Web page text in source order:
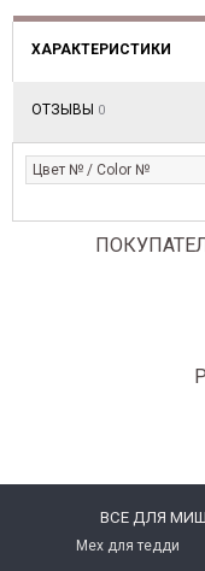
ХАРАКТЕРИСТИКИ
ОТЗЫВЫ 0
Цвет № / Color №
ВСЕ ДЛЯ
Мех для тедди